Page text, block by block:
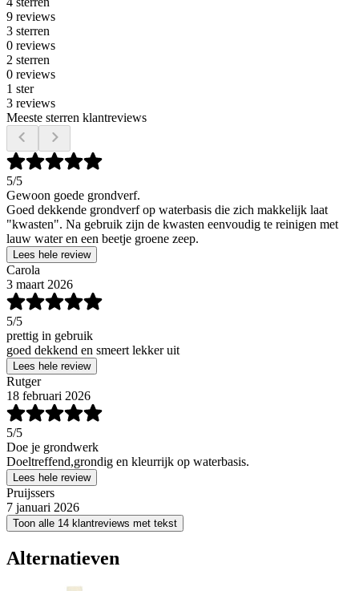
9 reviews
3 sterren
0 reviews
2 sterren
0 reviews
1 ster
3 reviews
Meeste sterren klantreviews
5/5
Gewoon goede grondverf.
Goed dekkende grondverf op waterbasis die zich makkelijk laat
"kwasten". Na gebruik zijn de kwasten eenvoudig te reinigen met
lauw water en een beetje groene zeep.
Lees hele review
Carola
3 maart 2026
5/5
prettig in gebruik
goed dekkend en smeert lekker uit
Lees hele review
Rutger
18 februari 2026
5/5
Doe je grondwerk
Doeltreffend,grondig en kleurrijk op waterbasis.
Lees hele review
Pruijssers
7 januari 2026
Toon alle 14 klantreviews met tekst
Alternatieven